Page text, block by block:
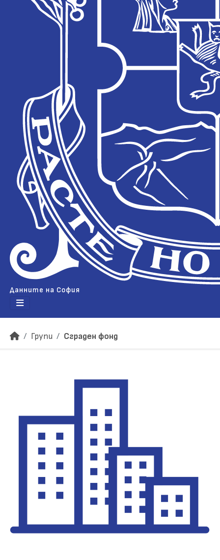
Данните на София
Групи Сграден фонд